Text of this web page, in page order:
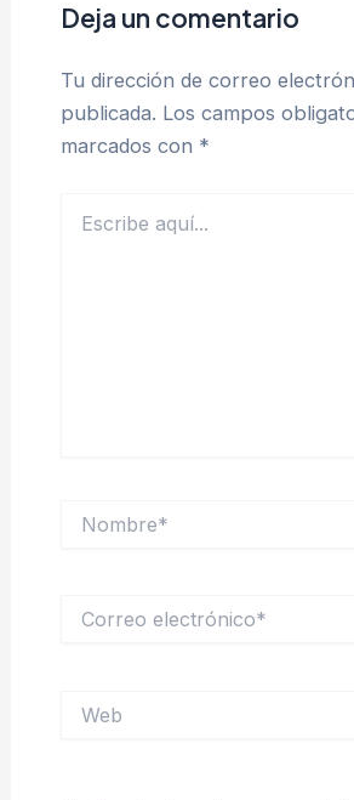
Deja un comentario
Tu dirección de correo
publicada. Los campos
marcados con *
aquí...
electrónico*